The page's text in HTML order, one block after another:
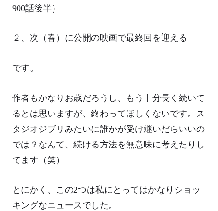
900話後半）
２、次（春）に公開の映画で最終回を迎える
です。
作者もかなりお歳だろうし、もう十分長く続いて
るとは思いますが、終わってほしくないです。ス
タジオジブリみたいに誰かが受け継いだらいいの
では？なんて、続ける方法を無意味に考えたりし
てます（笑）
とにかく、この2つは私にとってはかなりショッ
キングなニュースでした。